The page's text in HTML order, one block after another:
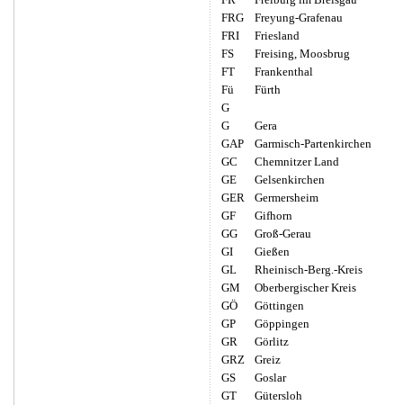
FRG
Freyung-Grafenau
FRI
Friesland
FS
Freising, Moosbrug
FT
Frankenthal
Fü
Fürth
G
G
Gera
GAP
Garmisch-Partenkirchen
GC
Chemnitzer Land
GE
Gelsenkirchen
GER
Germersheim
GF
Gifhorn
GG
Groß-Gerau
GI
Gießen
GL
Rheinisch-Berg.-Kreis
GM
Oberbergischer Kreis
GÖ
Göttingen
GP
Göppingen
GR
Görlitz
GRZ
Greiz
GS
Goslar
GT
Gütersloh